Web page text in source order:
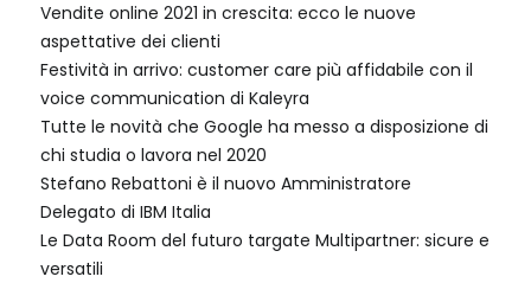
Vendite online 2021 in crescita: ecco le nuove
aspettative dei clienti
Festività in arrivo: customer care più affidabile con il
voice communication di Kaleyra
Tutte le novità che Google ha messo a disposizione di
chi studia o lavora nel 2020
Stefano Rebattoni è il nuovo Amministratore
Delegato di IBM Italia
Le Data Room del futuro targate Multipartner: sicure e
versatili